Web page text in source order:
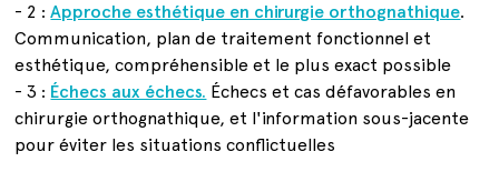
- 2 :Approche esthétique en chirurgie orthognathique.
Communication, plan de traitement fonctionnel et
esthétique, compréhensible et le plus exact possible
- 3 : Échecs aux échecs. Échecs et cas défavorables en
chirurgie orthognathique, et l'information sous-jacente
pour éviter les situations conflictuelles